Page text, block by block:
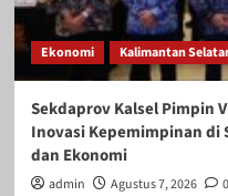
Ekonomi Kalimantan
Sekdaprov Kalsel Pimpin
Inovasi Kepemimpinan di
dan Ekonomi
admin Agustus 7, 2026 0